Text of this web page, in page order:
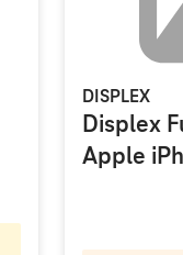
DISPLEX
Displex
Apple